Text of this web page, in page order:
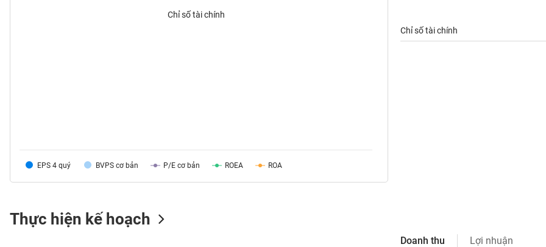
Chỉ số tài chính
EPS 4 quý BVPS cơ bản P/E cơ bản ROEA ROA
Chỉ số tài chính
Thực hiện kế hoạch
Doanh thu Lợi nhuận
TIÊU
DÙNG
YẾU